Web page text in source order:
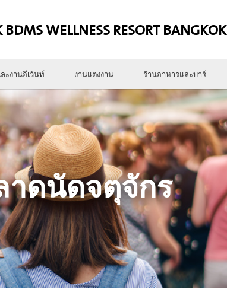
WELLNESS RESORT BANGKOK
ะงานอีเว้นท์ งานแต่งงาน ร้านอาหารและบาร์
าดนัดจตุจักร